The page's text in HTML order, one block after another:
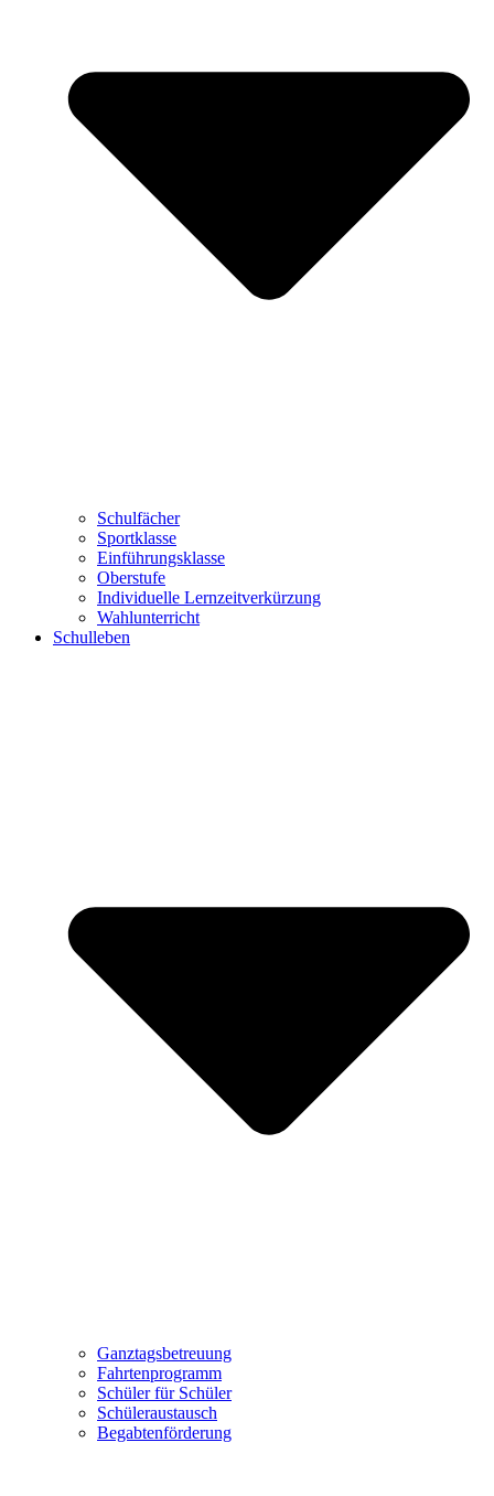
Schulfächer
Sportklasse
Einführungsklasse
Oberstufe
Individuelle Lernzeitverkürzung
Wahlunterricht
Schulleben
Ganztagsbetreuung
Fahrtenprogramm
Schüler für Schüler
Schüleraustausch
Begabtenförderung